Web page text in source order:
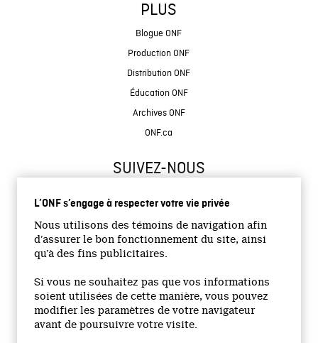
L’ONF s’engage à respecter votre vie privée
Nous utilisons des témoins de navigation afin
d’assurer le bon fonctionnement du site, ainsi
qu’à des fins publicitaires.
Si vous ne souhaitez pas que vos informations
soient utilisées de cette manière, vous pouvez
modifier les paramètres de votre navigateur
avant de poursuivre votre visite.
PLUS
Blogue ONF
Production ONF
Distribution ONF
Éducation ONF
Archives ONF
ONF.ca
SUIVEZ-NOUS
Site institutionnel
Accessibilité